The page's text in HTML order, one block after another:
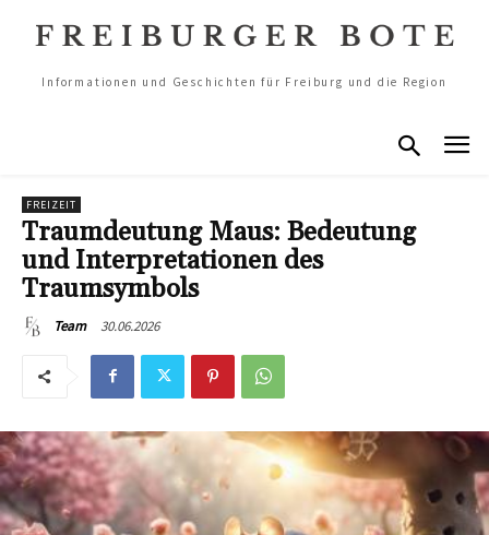
Informationen und Geschichten für Freiburg und die Region
FREIZEIT
Traumdeutung Maus: Bedeutung
und Interpretationen des
Traumsymbols
Team 30.06.2026